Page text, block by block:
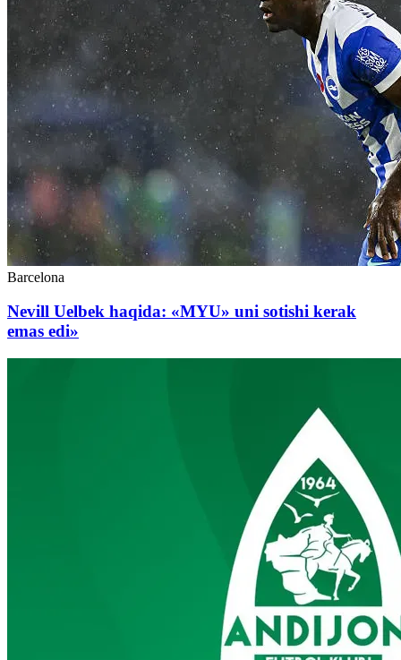
Barcelona
Nevill Uelbek haqida: «MYU» uni sotishi kerak
emas edi»